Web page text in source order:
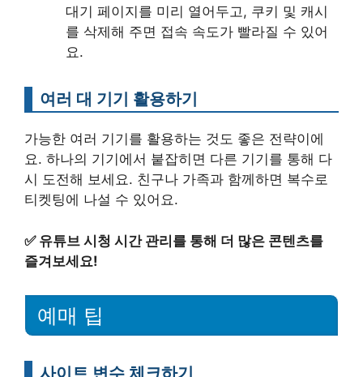
대기 페이지를 미리 열어두고, 쿠키 및 캐시
를 삭제해 주면 접속 속도가 빨라질 수 있어
요.
여러 대 기기 활용하기
가능한 여러 기기를 활용하는 것도 좋은 전략이에
요. 하나의 기기에서 붙잡히면 다른 기기를 통해 다
시 도전해 보세요. 친구나 가족과 함께하면 복수로
티켓팅에 나설 수 있어요.
✅ 유튜브 시청 시간 관리를 통해 더 많은 콘텐츠를
즐겨보세요!
예매 팁
사이트 변수 체크하기